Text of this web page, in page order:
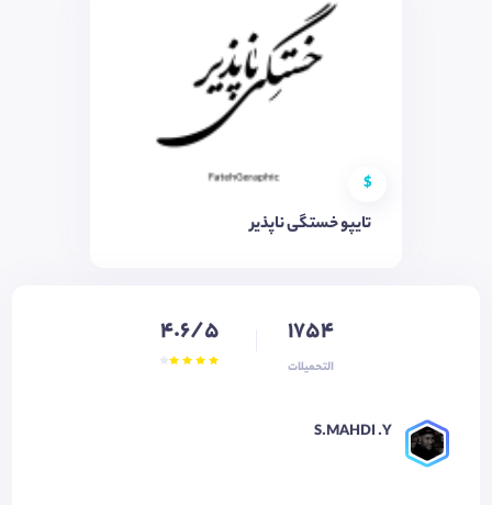
$
تایپو خستگی ناپذیر
1754
التحميلات
4.6/5
S.MAHDI .Y